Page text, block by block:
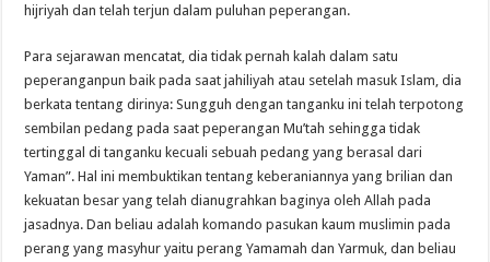
hijriyah dan telah terjun dalam puluhan peperangan.
Para sejarawan mencatat, dia tidak pernah kalah dalam satu
peperanganpun baik pada saat jahiliyah atau setelah masuk Islam, dia
berkata tentang dirinya: Sungguh dengan tanganku ini telah terpotong
sembilan pedang pada saat peperangan Mu’tah sehingga tidak
tertinggal di tanganku kecuali sebuah pedang yang berasal dari
Yaman”. Hal ini membuktikan tentang keberaniannya yang brilian dan
kekuatan besar yang telah dianugrahkan baginya oleh Allah pada
jasadnya. Dan beliau adalah komando pasukan kaum muslimin pada
perang yang masyhur yaitu perang Yamamah dan Yarmuk, dan beliau